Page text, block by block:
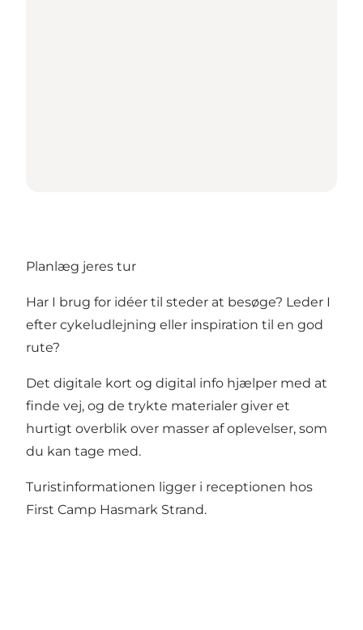
Planlæg jeres tur
Har I brug for idéer til steder at besøge? Leder I
efter cykeludlejning eller inspiration til en god
rute?
Det digitale kort og digital info hjælper med at
finde vej, og de trykte materialer giver et
hurtigt overblik over masser af oplevelser, som
du kan tage med.
Turistinformationen ligger i receptionen hos
First Camp Hasmark Strand.